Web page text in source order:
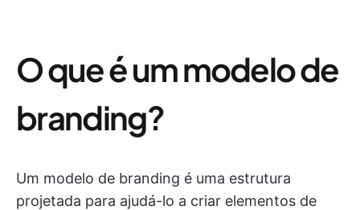
O que é um modelo de
branding?
Um modelo de branding é uma estrutura
projetada para ajudá-lo a criar elementos de